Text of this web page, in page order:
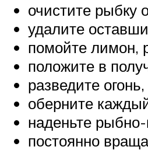
очистите рыбку
удалите
помойте лимон,
положите в
разведите
оберните
наденьте
постоянно